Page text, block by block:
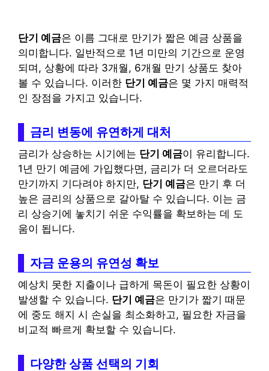
단기 예금은 이름 그대로 만기가 짧은 예금 상품을
의미합니다. 일반적으로 1년 미만의 기간으로 운영
되며, 상황에 따라 3개월, 6개월 만기 상품도 찾아
볼 수 있습니다. 이러한 단기 예금은 몇 가지 매력적
인 장점을 가지고 있습니다.
금리 변동에 유연하게 대처
금리가 상승하는 시기에는 단기 예금이 유리합니다.
1년 만기 예금에 가입했다면, 금리가 더 오르더라도
만기까지 기다려야 하지만, 단기 예금은 만기 후 더
높은 금리의 상품으로 갈아탈 수 있습니다. 이는 금
리 상승기에 놓치기 쉬운 수익률을 확보하는 데 도
움이 됩니다.
자금 운용의 유연성 확보
예상치 못한 지출이나 급하게 목돈이 필요한 상황이
발생할 수 있습니다. 단기 예금은 만기가 짧기 때문
에 중도 해지 시 손실을 최소화하고, 필요한 자금을
비교적 빠르게 확보할 수 있습니다.
다양한 상품 선택의 기회